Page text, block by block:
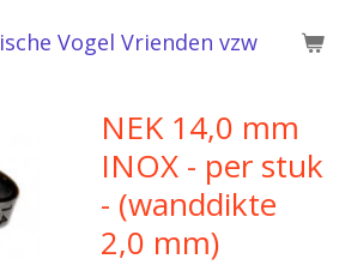
Vogel Vrienden vzw
NEK 14,0 mm
INOX - per stuk
- (wanddikte
2,0 mm)